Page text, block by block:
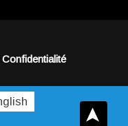
➤